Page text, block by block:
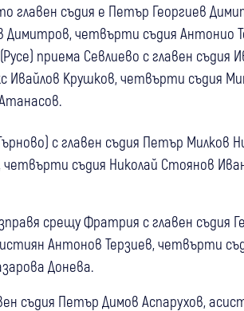
главен съдия е Петър Георгиев
Димитров, четвърти съдия Антонио
приема Севлиево с главен съдия
Ивайлов Крушков, четвърти съдия
с главен съдия Петър Милков
съдия Николай Стоянов
срещу Фратрия с главен съдия
Антонов Терзиев, четвърти
Донева.
съдия Петър Димов Аспарухов,